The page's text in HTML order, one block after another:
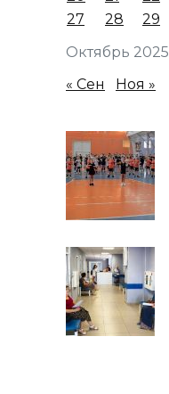
Октябрь 2025
27
28 29
« Сен Ноя »